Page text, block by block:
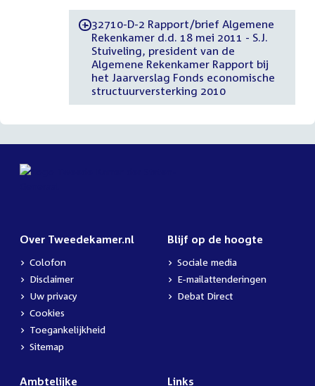
-32710-D-2 Rapport/brief Algemene
Rekenkamer d.d. 18 mei 2011 - S.J.
Stuiveling, president van de
Algemene Rekenkamer Rapport bij
het Jaarverslag Fonds economische
structuurversterking 2010
Over Tweedekamer.nl
Colofon
Disclaimer
Uw privacy
Cookies
Toegankelijkheid
Sitemap
Blijf op de hoogte
Sociale media
E-mailattenderingen
Debat Direct
Ambtelijke Links